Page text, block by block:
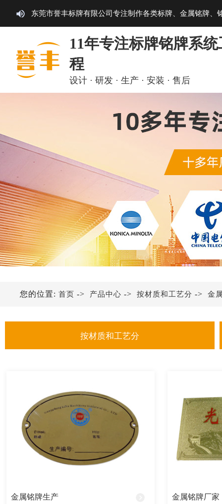
东莞市誉丰标牌有限公司专注制作各类标牌、金属铭牌、
11年专注标牌铭牌系统
程
设计 · 研发 · 生产 · 安装 · 售后
按材质和工艺分
铝铭牌
亚克力铭牌
全铜铭牌
您的位置: 首页 -> 产品中心 -> 按材质和工艺分 -> 金
金属铭牌生产 金属铭牌厂家